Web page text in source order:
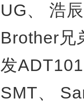
UG、
浩
Brother兄
发
SMT、